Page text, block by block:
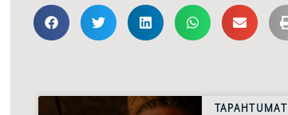
TAPAHTUMAT